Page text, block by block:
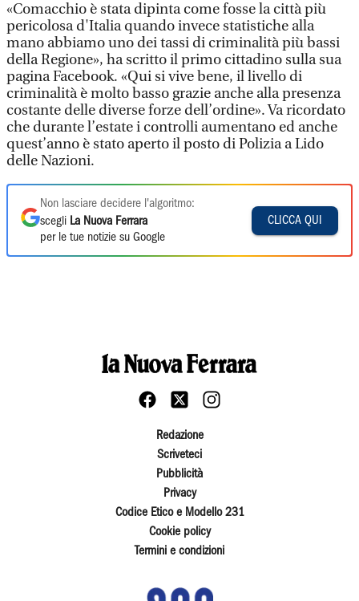
«Comacchio è stata dipinta come fosse la città più
pericolosa d'Italia quando invece statistiche alla
mano abbiamo uno dei tassi di criminalità più bassi
della Regione», ha scritto il primo cittadino sulla sua
pagina Facebook. «Qui si vive bene, il livello di
criminalità è molto basso grazie anche alla presenza
costante delle diverse forze dell’ordine». Va ricordato
che durante l’estate i controlli aumentano ed anche
quest’anno è stato aperto il posto di Polizia a Lido
delle Nazioni.
Non lasciare decidere l'algoritmo:
scegli La Nuova Ferrara
per le tue notizie su Google
CLICCA QUI
Redazione
Scriveteci
Pubblicità
Privacy
Codice Etico e Modello 231
Cookie policy
Termini e condizioni